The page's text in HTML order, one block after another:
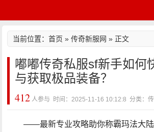
当前位置：首页 »传奇新服网 » 正文
嘟嘟传奇私服sf新手如何
与获取极品装备？
412 人参与 时间：2025-11-16 10:12:8 分类：
——最新专业攻略助你称霸玛法大陆